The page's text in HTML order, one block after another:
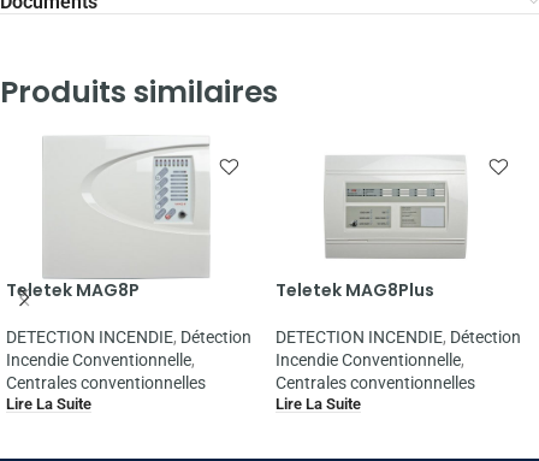
Produits similaires
Teletek MAG8P
DETECTION INCENDIE, Détection
Incendie Conventionnelle,
Centrales conventionnelles
Lire La Suite
Teletek MAG8Plus
DETECTION INCENDIE, Détection
Incendie Conventionnelle,
Centrales conventionnelles
Lire La Suite